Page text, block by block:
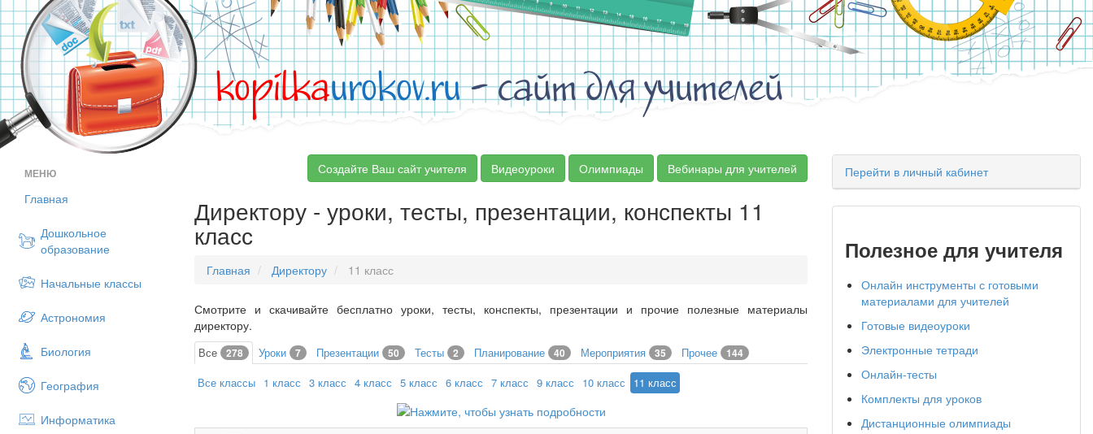
kopilkaurokov.ru- сайт для учителей
МЕНЮ
Главная
Дошкольное
образование
Начальные классы
Астрономия
Биология
География
Информатика
Создайте Ваш сайт учителя Видеоуроки Олимпиады Вебинары для учителей
Директору - уроки, тесты, презентации, конспекты 11
класс
Главная Директору 11 класс
Смотрите и скачивайте бесплатно уроки, тесты, конспекты, презентации и прочие полезные материалы
директору.
Все 278 Уроки 7 Презентации 50 Тесты 2 Планирование 40 Мероприятия 35 Прочее 144
Все классы 1 класс 3 класс 4 класс 5 класс 6 класс 7 класс 9 класс 10 класс 11 класс
Перейти в личный кабинет
Полезное для учителя
Онлайн инструменты с готовыми
материалами для учителей
Готовые видеоуроки
Электронные тетради
Онлайн-тесты
Комплекты для уроков
Дистанционные олимпиады